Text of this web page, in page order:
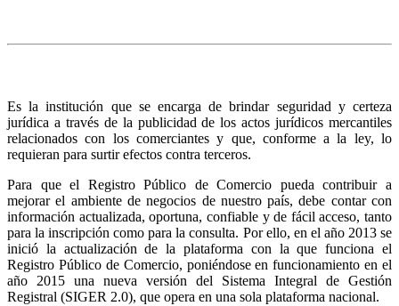
Es la institución que se encarga de brindar seguridad y certeza
jurídica a través de la publicidad de los actos jurídicos mercantiles
relacionados con los comerciantes y que, conforme a la ley, lo
requieran para surtir efectos contra terceros.
Para que el Registro Público de Comercio pueda contribuir a
mejorar el ambiente de negocios de nuestro país, debe contar con
información actualizada, oportuna, confiable y de fácil acceso, tanto
para la inscripción como para la consulta. Por ello, en el año 2013 se
inició la actualización de la plataforma con la que funciona el
Registro Público de Comercio, poniéndose en funcionamiento en el
año 2015 una nueva versión del Sistema Integral de Gestión
Registral (SIGER 2.0), que opera en una sola plataforma nacional.